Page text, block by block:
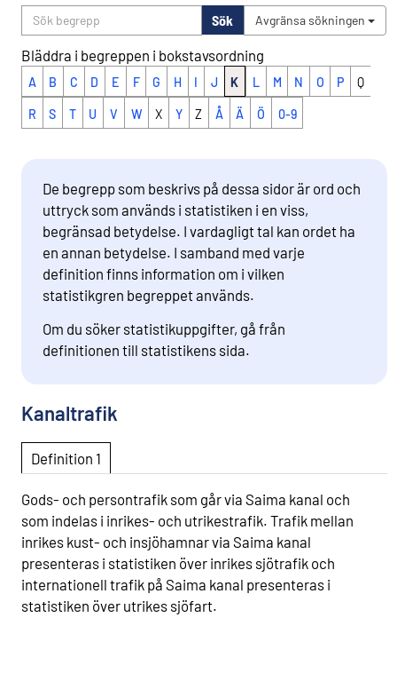
Sök Avgränsa sökningen
Bläddra i begreppen i bokstavsordning
A B C D E F G H I J K L M N O P Q
R S T U V W X Y Z Å Ä Ö 0-9
De begrepp som beskrivs på dessa sidor är ord och
uttryck som används i statistiken i en viss,
begränsad betydelse. I vardagligt tal kan ordet ha
en annan betydelse. I samband med varje
definition finns information om i vilken
statistikgren begreppet används.
Om du söker statistikuppgifter, gå från
definitionen till statistikens sida.
Kanaltrafik
Definition 1
Gods- och persontrafik som går via Saima kanal och
som indelas i inrikes- och utrikestrafik. Trafik mellan
inrikes kust- och insjöhamnar via Saima kanal
presenteras i statistiken över inrikes sjötrafik och
internationell trafik på Saima kanal presenteras i
statistiken över utrikes sjöfart.